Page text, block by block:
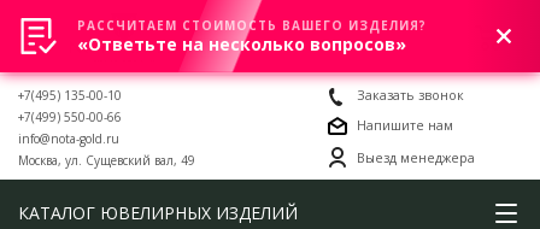
0
+7(495) 135-00-10
+7(499) 550-00-66
info@nota-gold.ru
Москва, ул. Сущевский вал, 49
Заказать звонок
Напишите нам
Выезд менеджера
КАТАЛОГ ЮВЕЛИРНЫХ ИЗДЕЛИЙ
РАССЧИТАЕМ СТОИМОСТЬ ВАШЕГО ИЗДЕЛИЯ?
«Ответьте на несколько вопросов»